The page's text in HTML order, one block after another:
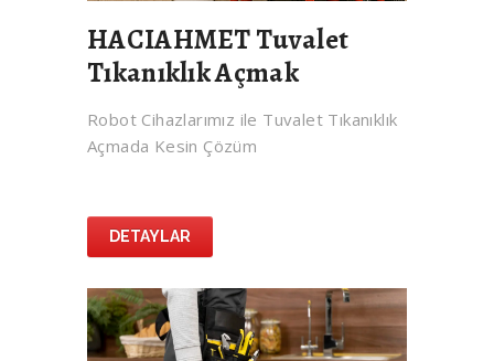
HACIAHMET Tuvalet
Tıkanıklık Açmak
Robot Cihazlarımız ile Tuvalet Tıkanıklık
Açmada Kesin Çözüm
DETAYLAR